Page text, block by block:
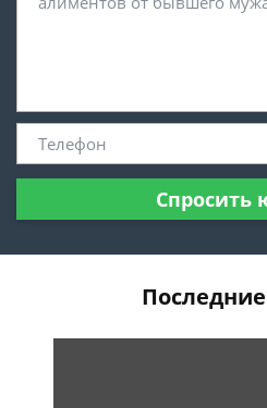
Спросить